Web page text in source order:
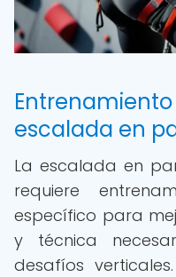
escalada en
La escalada en
requiere
específico para
y técnica
desafíos verticales.